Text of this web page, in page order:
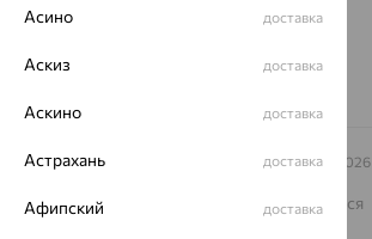
Заказать звонок
© ООО «Ювелирный дом «Кристалл»,2009 – 2026
На информационном ресурсе применяются
рекомендательные технологии
Асино доставка
Аскиз доставка
Аскино доставка
Астрахань доставка
Афипский доставка